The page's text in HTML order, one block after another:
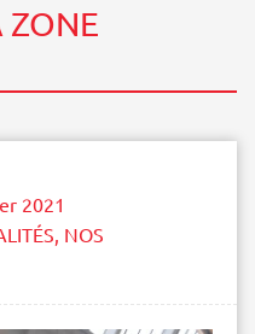
ZONE
2021
, NOS